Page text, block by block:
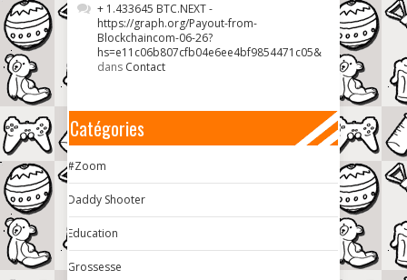
+ 1.433645 BTC.NEXT -
https://graph.org/Payout-from-
Blockchaincom-06-26?
hs=e11c06b807cfb04e6ee4bf9854471c05&
dans Contact
Catégories
#Zoom
Daddy Shooter
Education
Grossesse